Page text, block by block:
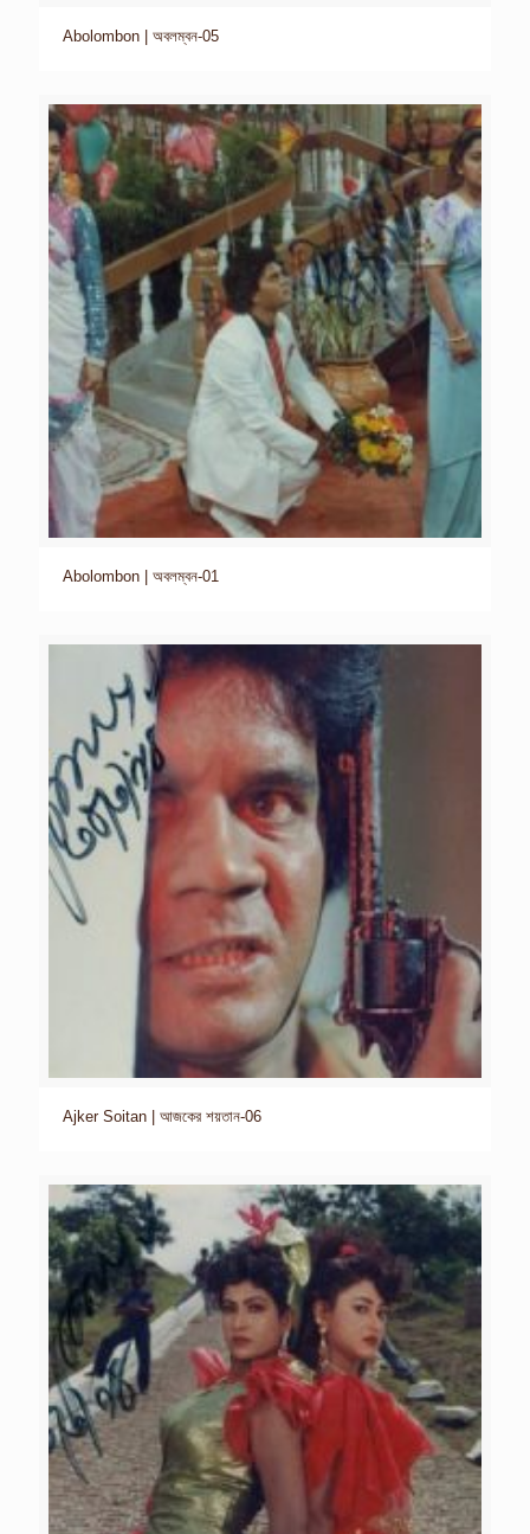
Abolombon | অবলম্বন-05
Abolombon | অবলম্বন-01
Ajker Soitan | আজকের শয়তান-06